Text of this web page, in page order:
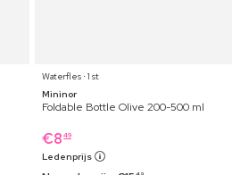
Waterfles ⋅ 1 st
Mininor
Foldable Bottle Olive 200-500 ml
€8 49
Ledenprijs